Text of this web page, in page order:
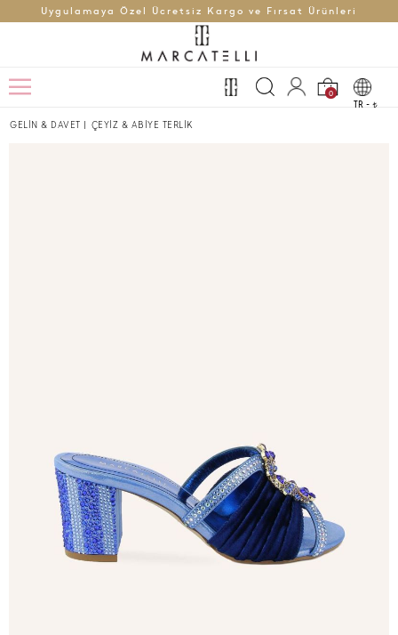
Uygulamaya Özel Ücretsiz Kargo ve Fırsat Ürünleri
0
TR - t
GELİN & DAVET | ÇEYİZ & ABİYE TERLİK